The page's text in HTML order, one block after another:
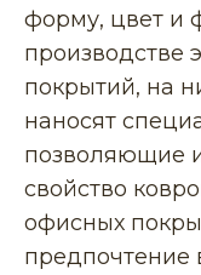
форму, цвет и
производстве
покрытий, на
наносят
позволяющие
свойство
офисных
предпочтение